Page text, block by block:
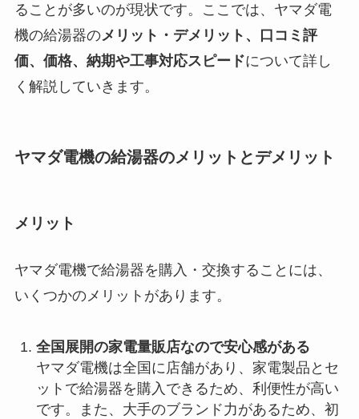
ることが多いのが現状です。ここでは、ヤマダ電
機の給湯器のメリット・デメリット、口コミ評
価、価格、納期や工事対応スピードについて詳し
く解説していきます。
ヤマダ電機の給湯器のメリットとデメリット
メリット
ヤマダ電機で給湯器を購入・交換することには、
いくつかのメリットがあります。
全国展開の家電量販店なので安心感がある
ヤマダ電機は全国に店舗があり、家電製品とセ
ットで給湯器を購入できるため、利便性が高い
です。また、大手のブランド力があるため、初